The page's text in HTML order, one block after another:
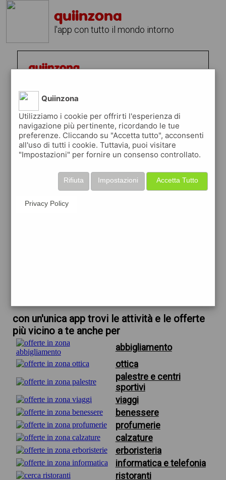
quiinzona
l'app con tutto il mondo intorno
con un'unica app trovi le attività e le offerte
più vicino a te anche per
abbigliamento
ottica
palestre e centri
sportivi
viaggi
benessere
profumerie
calzature
erboristeria
informatica e telefonia
ristoranti
Quiinzona
Utilizziamo i cookie per offrirti l'esperienza di
navigazione più pertinente, ricordando le tue
preferenze. Cliccando su "Accetta tutto", acconsenti
all'uso di tutti i cookie. Tuttavia, puoi visitare
"Impostazioni" per fornire un consenso controllato.
Accetta Tutto
Impostazioni
Rifiuta
Privacy Policy